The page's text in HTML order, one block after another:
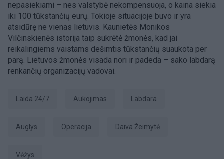
nepasiekiami – nes valstybė nekompensuoja, o kaina siekia
iki 100 tūkstančių eurų. Tokioje situacijoje buvo ir yra
atsidūrę ne vienas lietuvis. Kaunietės Monikos
Vilčinskienės istorija taip sukrėtė žmonės, kad jai
reikalingiems vaistams dešimtis tūkstančių suaukota per
parą. Lietuvos žmonės visada nori ir padeda – sako labdarą
renkančių organizacijų vadovai.
Laida 24/7 aukojimas labdara
auglys operacija Daiva Žeimytė
Vėžys